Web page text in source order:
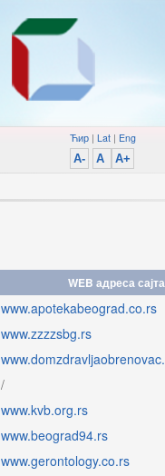
Ћир| Lat| Eng
A-
A A+
WEB адреса
www.apotekabeograd.co.rs
www.zzzzsbg.rs
/
www.kvb.org.rs
www.beograd94.rs
www.gerontology.co.rs